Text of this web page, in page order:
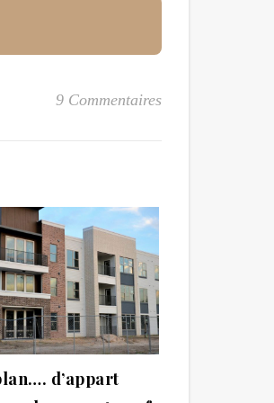
9 Commentaires
d’appart